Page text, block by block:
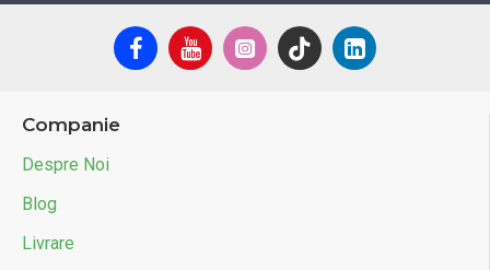
Companie
Despre Noi
Blog
Livrare